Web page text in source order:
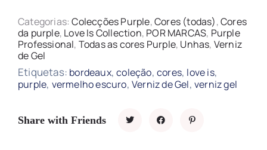
Categorias:Colecções Purple,Cores (todas),Cores
da purple, Love Is Collection, POR MARCAS, Purple
Professional, Todas as cores Purple, Unhas, Verniz
de Gel
Etiquetas: bordeaux,coleção,cores, love is,
purple, vermelho escuro,Verniz de Gel,verniz gel
Share with Friends